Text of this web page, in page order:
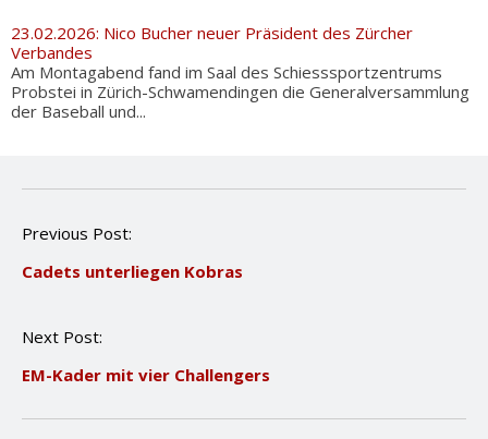
23.02.2026: Nico Bucher neuer Präsident des Zürcher
Verbandes
Am Montagabend fand im Saal des Schiesssportzentrums
Probstei in Zürich-Schwamendingen die Generalversammlung
der Baseball und...
P
s
a
i
Previous Post:
Cadets unterliegen Kobras
Next Post:
EM-Kader mit vier Challengers